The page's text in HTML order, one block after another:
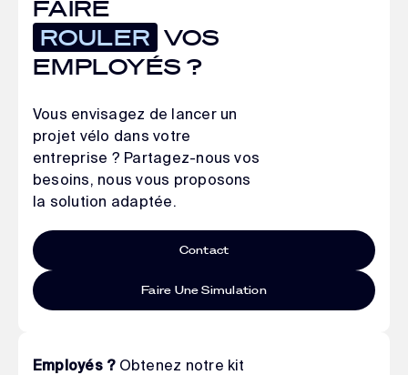
FAIRE
ROULER VOS
EMPLOYÉS ?
Vous envisagez de lancer un
projet vélo dans votre
entreprise ? Partagez-nous vos
besoins, nous vous proposons
la solution adaptée.
Contact
Faire Une Simulation
Employés ?Obtenez notre kit